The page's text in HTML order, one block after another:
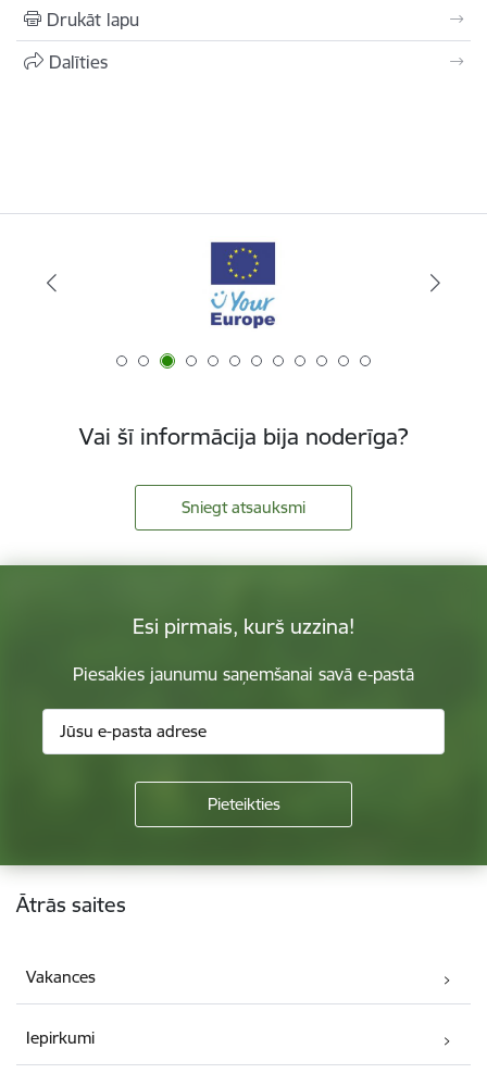
Drukāt lapu
Dalīties
Vai šī informācija bija noderīga?
Sniegt atsauksmi
Esi pirmais, kurš uzzina!
Piesakies jaunumu saņemšanai savā e-pastā
Kājene
Ātrās saites
Vakances
Iepirkumi